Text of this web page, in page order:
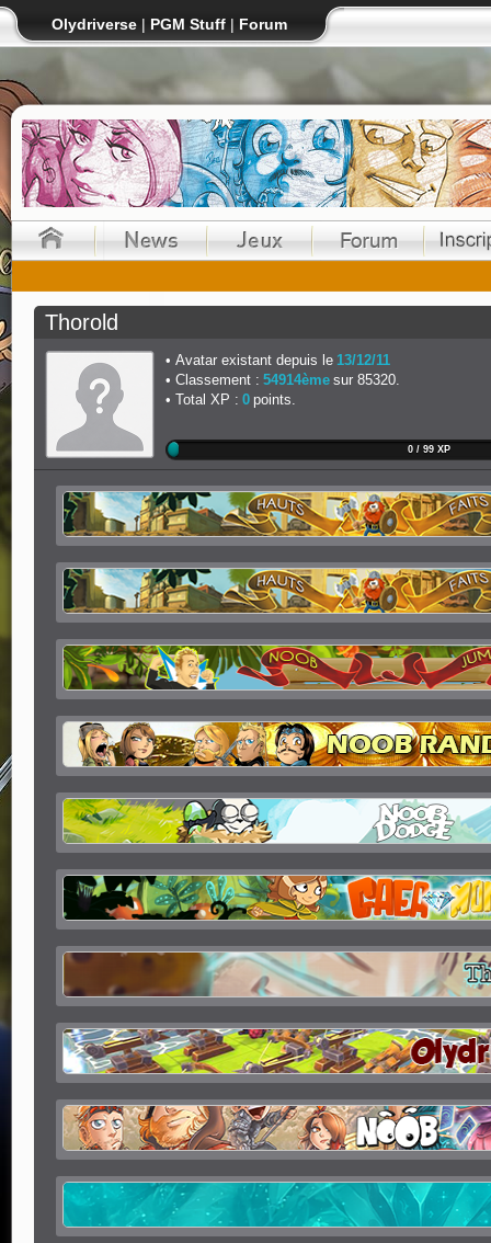
Olydriverse | PGM Stuff | Forum
Thorold
Avatar existant depuis le 13/12/11
Classement : 54914ème sur 85320.
Total XP : 0 points.
0 / 99 XP